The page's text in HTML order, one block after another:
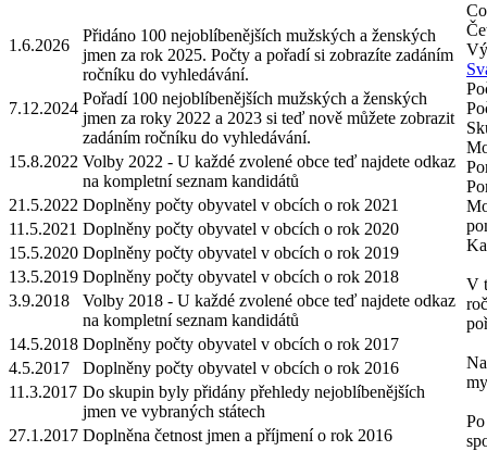
1.6.2026
Přidáno 100 nejoblíbenějších mužských a ženských
jmen za rok 2025. Počty a pořadí si zobrazíte zadáním
ročníku do vyhledávání.
7.12.2024
Pořadí 100 nejoblíbenějších mužských a ženských
jmen za roky 2022 a 2023 si teď nově můžete zobrazit
zadáním ročníku do vyhledávání.
15.8.2022 Volby 2022 - U každé zvolené obce teď najdete odkaz
na kompletní seznam kandidátů
21.5.2022 Doplněny počty obyvatel v obcích o rok 2021
11.5.2021 Doplněny počty obyvatel v obcích o rok 2020
15.5.2020 Doplněny počty obyvatel v obcích o rok 2019
13.5.2019 Doplněny počty obyvatel v obcích o rok 2018
3.9.2018
Volby 2018 - U každé zvolené obce teď najdete odkaz
na kompletní seznam kandidátů
14.5.2018 Doplněny počty obyvatel v obcích o rok 2017
4.5.2017
Doplněny počty obyvatel v obcích o rok 2016
11.3.2017 Do skupin byly přidány přehledy nejoblíbenějších
jmen ve vybraných státech
27.1.2017 Doplněna četnost jmen a příjmení o rok 2016
V